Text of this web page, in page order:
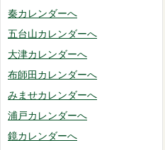
秦カレンダーへ
五台山カレンダーへ
大津カレンダーへ
布師田カレンダーへ
みませカレンダーへ
浦戸カレンダーへ
鏡カレンダーへ